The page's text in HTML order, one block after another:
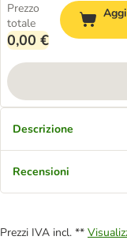
Prezzo
totale
0,00 €
Descrizione
Recensioni
Prezzi IVA incl. **